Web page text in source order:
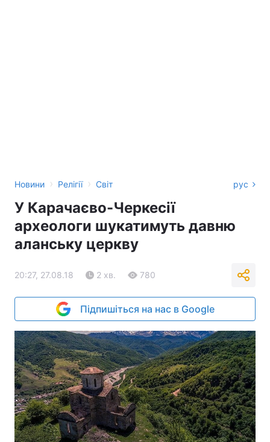
Новини › Релігії › Світ рус
У Карачаєво-Черкесії
археологи шукатимуть давню
аланську церкву
20:27, 27.08.18 2 хв. 780
Підпишіться на нас в Google